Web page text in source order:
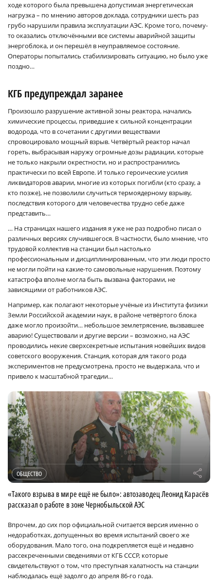
ходе которого была превышена допустимая энергетическая
нагрузка – по мнению авторов доклада, сотрудники шесть раз
грубо нарушили правила эксплуатации АЭС. Кроме того, почему-
то оказались отключёнными все системы аварийной защиты
энергоблока, и он перешёл в неуправляемое состояние.
Операторы попытались стабилизировать ситуацию, но было уже
поздно…
КГБ предупреждал заранее
Произошло разрушение активной зоны реактора, начались
химические процессы, приведшие к сильной концентрации
водорода, что в сочетании с другими веществами
спровоцировало мощный взрыв. Четвёртый реактор начал
гореть, выбрасывая наружу огромные дозы радиации, которые
не только накрыли окрестности, но и распространились
практически по всей Европе. И только героические усилия
ликвидаторов аварии, многие из которых погибли (кто сразу, а
кто позже), не позволили случиться термоядерному взрыву,
последствия которого для человечества трудно себе даже
представить…
… На страницах нашего издания я уже не раз подробно писал о
различных версиях случившегося. В частности, было мнение, что
трудовой коллектив на станции был настолько
профессиональным и дисциплинированным, что эти люди просто
не могли пойти на какие-то самовольные нарушения. Поэтому
катастрофа вполне могла быть вызвана факторами, не
зависящими от работников АЭС.
Например, как полагают некоторые учёные из Института физики
Земли Российской академии наук, в районе четвёртого блока
даже могло произойти… небольшое землетрясение, вызвавшее
аварию! Существовали и другие версии – возможно, на АЭС
проводились некие сверхсекретные испытания новейших видов
советского вооружения. Станция, которая для такого рода
экспериментов не предусмотрена, просто не выдержала, что и
привело к масштабной трагедии…
ОБЩЕСТВО r
«Такого взрыва в мире ещё не было»: автозаводец Леонид Карасёв
рассказал о работе в зоне Чернобыльской АЭС
Впрочем, до сих пор официальной считается версия именно о
недоработках, допущенных во время испытаний своего же
оборудования. Мало того, она подкрепляется ещё и недавно
рассекреченными сведениями от КГБ СССР, которые
свидетельствуют о том, что преступная халатность на станции
наблюдалась ещё задолго до апреля 86-го года.